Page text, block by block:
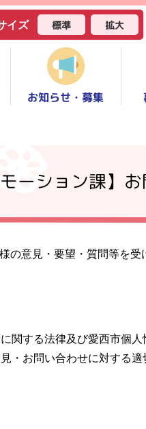
イズ 標準 拡大
お知らせ・募集
ーション課】
の意見・要望・質問等を
関する法律及び愛西市個
お問い合わせに対する適